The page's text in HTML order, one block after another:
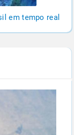
em tempo real